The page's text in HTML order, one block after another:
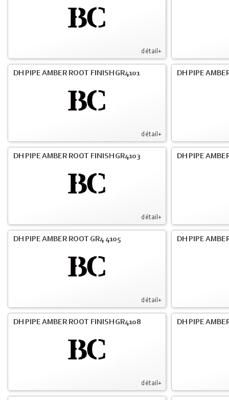
détail+
détail+
DH PIPE AMBER ROOT FINISH GR4101 DH PIPE
détail+
DH PIPE AMBER ROOT FINISH GR4103 DH PIPE
détail+
DH PIPE AMBER ROOT GR4 4105 DH PIPE
détail+
DH PIPE AMBER ROOT FINISH GR4108 DH PIPE